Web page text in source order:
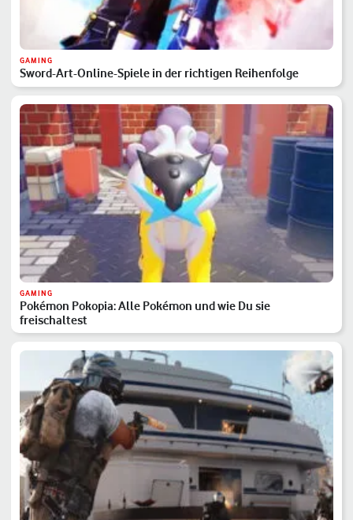
GAMING
Sword-Art-Online-Spiele in der richtigen Reihenfolge
GAMING
Pokémon Pokopia: Alle Pokémon und wie Du sie
freischaltest